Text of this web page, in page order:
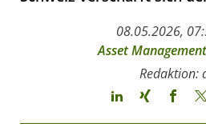
08.05.2026,
Asset Management
Redaktion: